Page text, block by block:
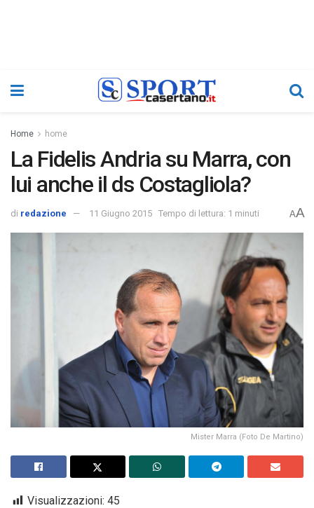
Home home
La Fidelis Andria su Marra, con
lui anche il ds Costagliola?
di redazione 11 Giugno 2015 Tempo di lettura: 1 minuti AA
Mister Marra (Foto De Martino)
Visualizzazioni: 45